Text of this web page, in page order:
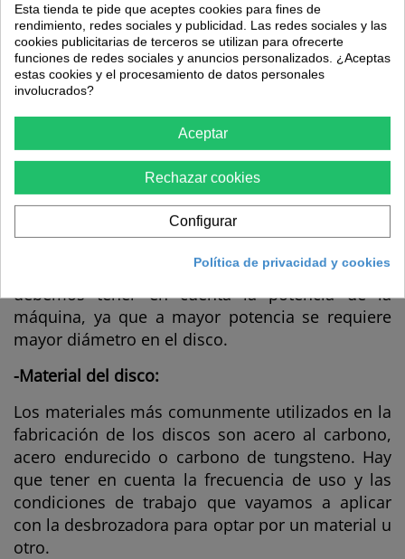
contar con discos de corte de hilo.
-El diámetro del disco:
El diámetro es algo fundamental a tener en
cuenta ya que debemos asegurarnos de que es
compatible con nuestra desbrozadora. Para ello
tenemos que observar las especificaciones de
nuestra debsrozadora. Normalmente, las
desbrozadoras de uso doméstico tienen discos
con diámetros más pequeños, y las
cuentan con discos de mayor diámetro. También
debemos tener en cuenta la potencia de la
máquina, ya que a mayor potencia se requiere
mayor diámetro en el disco.
-Material del disco:
Los materiales más comunmente utilizados en la
fabricación de los discos son acero al carbono,
acero endurecido o carbono de tungsteno. Hay
que tener en cuenta la frecuencia de uso y las
condiciones de trabajo que vayamos a aplicar
con la desbrozadora para optar por un material u
otro.
Esta tienda te pide que aceptes cookies para fines de
rendimiento, redes sociales y publicidad. Las redes sociales y las
cookies publicitarias de terceros se utilizan para ofrecerte
funciones de redes sociales y anuncios personalizados. ¿Aceptas
estas cookies y el procesamiento de datos personales
involucrados?
Aceptar
Rechazar cookies
Configurar
Política de privacidad y cookies